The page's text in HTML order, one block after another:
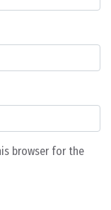
browser for the